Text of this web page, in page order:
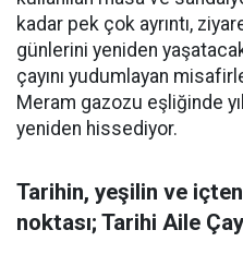
kadar pek çok ayrıntı,
günlerini yeniden
çayını yudumlayan
Meram gazozu eşliğinde
yeniden hissediyor.
Tarihin, yeşilin ve
noktası; Tarihi Aile